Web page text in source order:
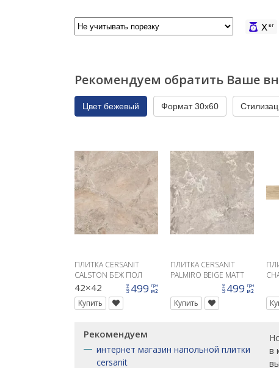
Xкг
Рекомендуем обратить Ваше
Цвет бежевый Формат 30x60
ПЛИТКА CERSANIT
CALSTON БЕЖ ПОЛ
42×42 цена499 грн
м2
Купить
ПЛИТКА CERSANIT
PALMIRO BEIGE MATT
цена499 грн
м2
Купить
G1
Рекомендуем
интернет магазин напольной плитки
cersanit
в